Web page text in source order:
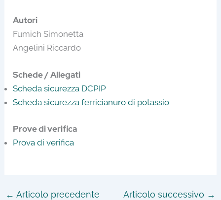
Autori
Fumich Simonetta
Angelini Riccardo
Schede / Allegati
Scheda sicurezza DCPIP
Scheda sicurezza ferricianuro di potassio
Prove di verifica
Prova di verifica
← Articolo precedente Articolo successivo →